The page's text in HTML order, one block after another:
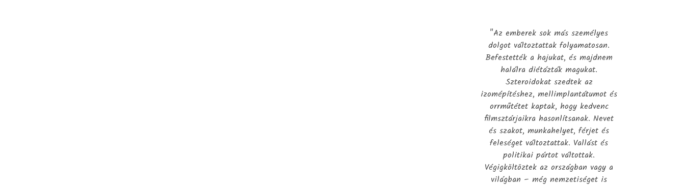
"Az emberek sok más személyes
dolgot változtattak folyamatosan.
Befestették a hajukat, és majdnem
halálra diétázták magukat.
Szteroidokat szedtek az
izomépítéshez, mellimplantátumot és
orrműtétet kaptak, hogy kedvenc
filmsztárjaikra hasonlítsanak. Nevet
és szakot, munkahelyet, férjet és
feleséget változtattak. Vallást és
politikai pártot váltottak.
Végigköltöztek az országban vagy a
világban – még nemzetiséget is